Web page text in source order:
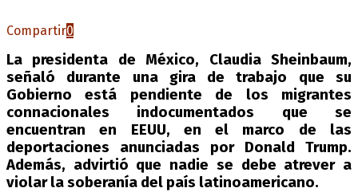
Compartir0
La presidenta de México, Claudia Sheinbaum,
señaló durante una gira de trabajo que su
Gobierno está pendiente de los migrantes
connacionales indocumentados que se
encuentran en EEUU, en el marco de las
deportaciones anunciadas por Donald Trump.
Además, advirtió que nadie se debe atrever a
violar la soberanía del país latinoamericano.